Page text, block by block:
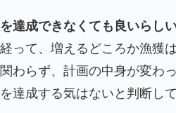
達成できなくても良いらし
って、増えるどころか漁獲
わらず、計画の中身が変わ
達成する気はないと判断し